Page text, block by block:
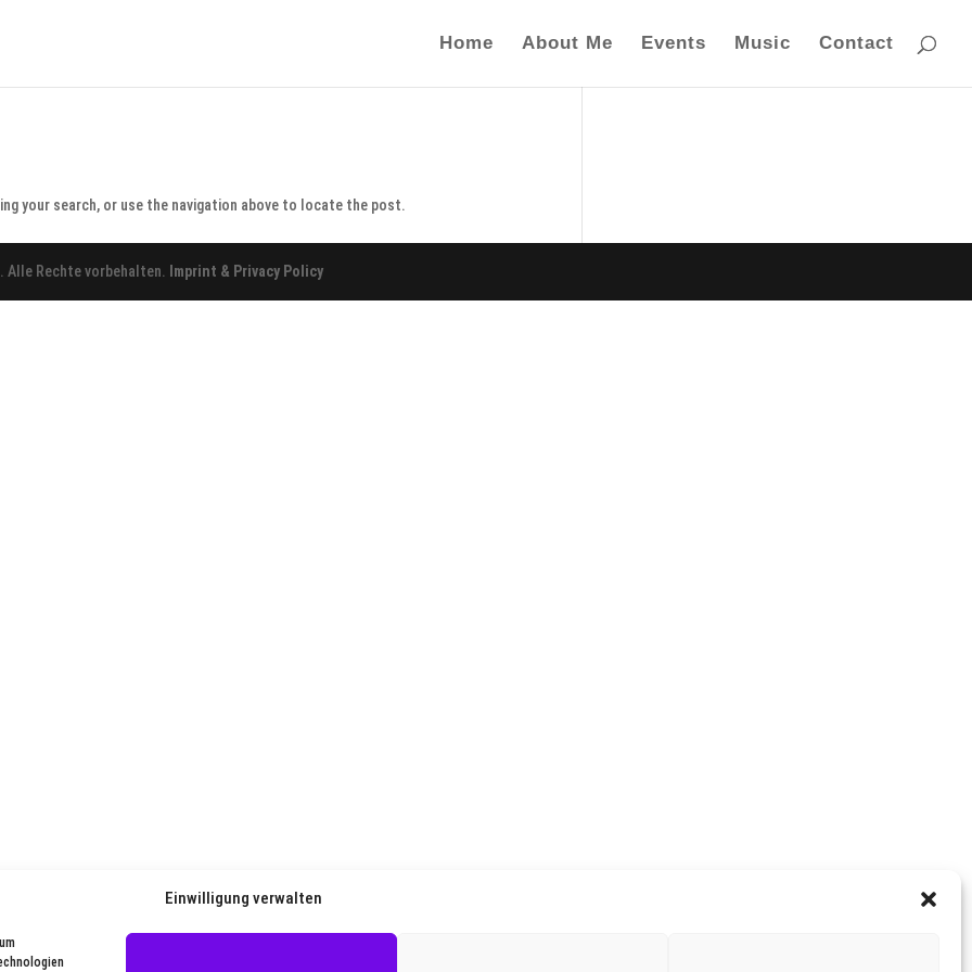
Einwilligung verwalten
Home About Me Events Music Contact
your search, or use the navigation above to locate the post.
. Alle Rechte vorbehalten. Imprint & Privacy Policy